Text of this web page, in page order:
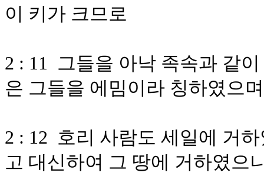
이 키가 크므로
2 : 11 그들을 아낙 족속과 같
은 그들을 에밈이라 칭하였으며
2 : 12 호리 사람도 세일에 거
고 대신하여 그 땅에 거하였으